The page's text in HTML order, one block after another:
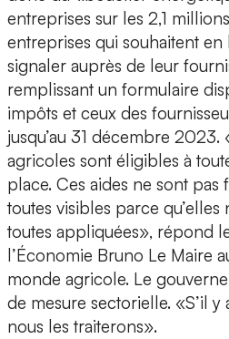
entreprises sur les 2,1
entreprises qui souhaitent
signaler auprès de leur
remplissant un formulaire
impôts et ceux des
jusqu’au 31 décembre 2023.
agricoles sont éligibles à
place. Ces aides ne sont
toutes visibles parce
toutes appliquées», répond
l’Économie Bruno Le Maire
monde agricole. Le
de mesure sectorielle. «S’il y
nous les traiterons».